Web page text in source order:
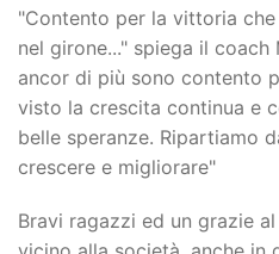
"Contento per la vittoria
nel girone..." spiega il coach
ancor di più sono contento
visto la crescita continua e
belle speranze. Ripartiamo
crescere e migliorare"
Bravi ragazzi ed un grazie